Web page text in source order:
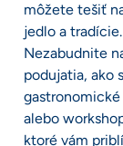
môžete tešiť
jedlo a tradície.
Nezabudnite
podujatia, ako
alebo
ktoré vám